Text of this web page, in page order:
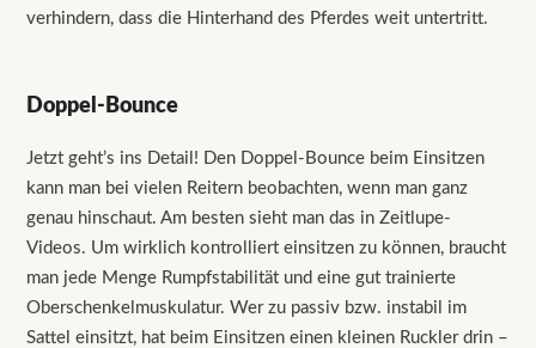
verhindern, dass die Hinterhand des Pferdes weit untertritt.
Doppel-Bounce
Jetzt geht’s ins Detail! Den Doppel-Bounce beim Einsitzen
kann man bei vielen Reitern beobachten, wenn man ganz
genau hinschaut. Am besten sieht man das in Zeitlupe-
Videos. Um wirklich kontrolliert einsitzen zu können, braucht
man jede Menge Rumpfstabilität und eine gut trainierte
Oberschenkelmuskulatur. Wer zu passiv bzw. instabil im
Sattel einsitzt, hat beim Einsitzen einen kleinen Ruckler drin –